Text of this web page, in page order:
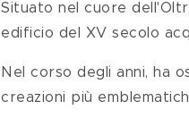
Situato nel cuore
edificio del XV secolo
Nel corso degli anni, ha
creazioni più